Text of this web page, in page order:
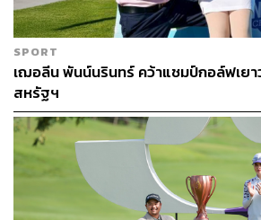
SPORT
เฌอลีน พันน์นรินทร์ คว้าแชมป์กอล์ฟเยา
สหรัฐฯ